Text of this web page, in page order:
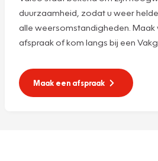
duurzaamheid, zodat u weer
alle weersomstandigheden.
afspraak of kom langs bij een
Maak een afspraak